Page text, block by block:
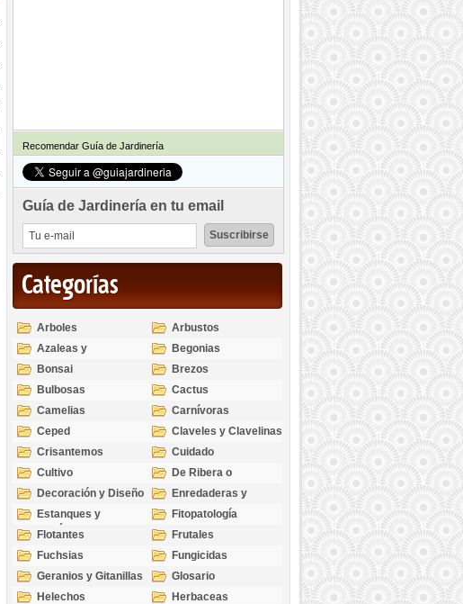
Recomendar Guía de Jardinería
Guía de Jardinería en tu email
Categorías
Arboles
Arbustos
Azaleas y
Rododendros
Begonias
Bonsai
Brezos
Bulbosas
Cactus
Camelias
Carnívoras
Ceped
Claveles y Clavelinas
Crisantemos
Cuidado
Cultivo
De Ribera o
Palustres
Decoración y Diseño
Enredaderas y
cubresuelos
Estanques y
Acuáticas
Fitopatología
Flotantes
Frutales
Fuchsias
Fungicidas
Geranios y Gitanillas
Glosario
Helechos
Herbaceas